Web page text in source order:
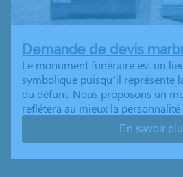
Demande de devis
Le monument funéraire est un
symbolique puisqu’il représente
du défunt. Nous proposons un
reflétera au mieux la
En savoir